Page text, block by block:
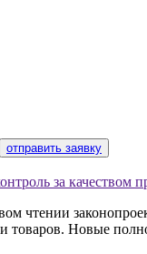
отправить заявку
за
чтении
товаров. Новые